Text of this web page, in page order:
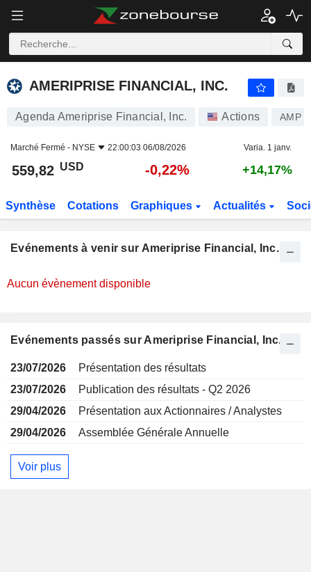
AMERIPRISE FINANCIAL, INC.
AMERIPRISE FINANCIAL, INC.
Agenda Ameriprise Financial, Inc. Actions AMP
Marché Fermé - NYSE 22:00:03 06/08/2026 Varia. 1 janv.
559,82 USD -0,22% +14,17%
Synthèse Cotations Graphiques Actualités
Evénements à venir sur Ameriprise Financial, Inc.
Aucun évènement disponible
Evénements passés sur Ameriprise Financial, Inc.
23/07/2026
Présentation des résultats
23/07/2026
Publication des résultats - Q2 2026
29/04/2026
Présentation aux Actionnaires / Analystes
29/04/2026
Assemblée Générale Annuelle
Voir plus